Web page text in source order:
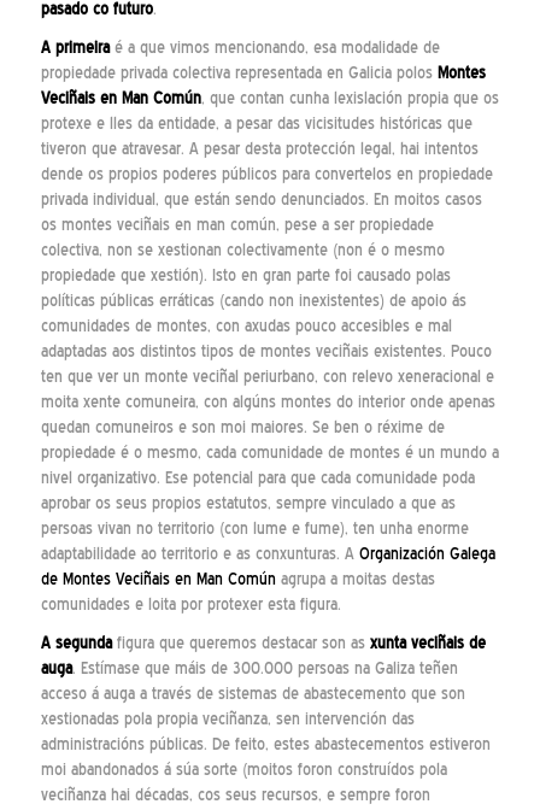
pasado co futuro.
A primeiraé a que vimos mencionando, esa modalidade de
propiedade privada colectiva representada en Galicia polos Montes
Veciñais en Man Común, que contan cunha lexislación propia que os
protexe e lles da entidade, a pesar das vicisitudes históricas que
tiveron que atravesar. A pesar desta protección legal, hai intentos
dende os propios poderes públicos para convertelos en propiedade
privada individual, que están sendo denunciados. En moitos casos
os montes veciñais en man común, pese a ser propiedade
colectiva, non se xestionan colectivamente (non é o mesmo
propiedade que xestión). Isto en gran parte foi causado polas
políticas públicas erráticas (cando non inexistentes) de apoio ás
comunidades de montes, con axudas pouco accesibles e mal
adaptadas aos distintos tipos de montes veciñais existentes. Pouco
ten que ver un monte veciñal periurbano, con relevo xeneracional e
moita xente comuneira, con algúns montes do interior onde apenas
quedan comuneiros e son moi maiores. Se ben o réxime de
propiedade é o mesmo, cada comunidade de montes é un mundo a
nivel organizativo. Ese potencial para que cada comunidade poda
aprobar os seus propios estatutos, sempre vinculado a que as
persoas vivan no territorio (con lume e fume), ten unha enorme
adaptabilidade ao territorio e as conxunturas. A Organización Galega
de Montes Veciñais en Man Comúnagrupa a moitas destas
comunidades e loita por protexer esta figura.
A segundafigura que queremos destacar son as xunta veciñais de
auga. Estímase que máis de 300.000 persoas na Galiza teñen
acceso á auga a través de sistemas de abastecemento que son
xestionadas pola propia veciñanza, sen intervención das
administracións públicas. De feito, estes abastecementos estiveron
moi abandonados á súa sorte (moitos foron construídos pola
veciñanza hai décadas, cos seus recursos, e sempre foron